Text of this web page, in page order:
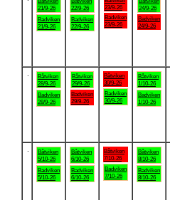
21/9-26
Badviken
21/9-26
22/9-26
Badviken
22/9-26
23/9-26
Badviken
23/9-26
24/9-26
Badviken
24/9-26
Båtviken
28/9-26
Badviken
28/9-26
Båtviken
29/9-26
Badviken
29/9-26
Båtviken
30/9-26
Badviken
30/9-26
Båtviken
1/10-26
Badviken
1/10-26
Båtviken
5/10-26
Badviken
5/10-26
Båtviken
6/10-26
Badviken
6/10-26
Båtviken
7/10-26
Badviken
7/10-26
Båtviken
8/10-26
Badviken
8/10-26